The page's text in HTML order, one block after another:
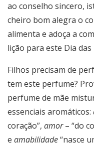
ao conselho sincero,
cheiro bom alegra o
alimenta e adoça a
lição para este Dia das
Filhos precisam de
tem este perfume?
perfume de mãe
essenciais aromáticos:
coração”, amor– “do
e amabilidade“nasce